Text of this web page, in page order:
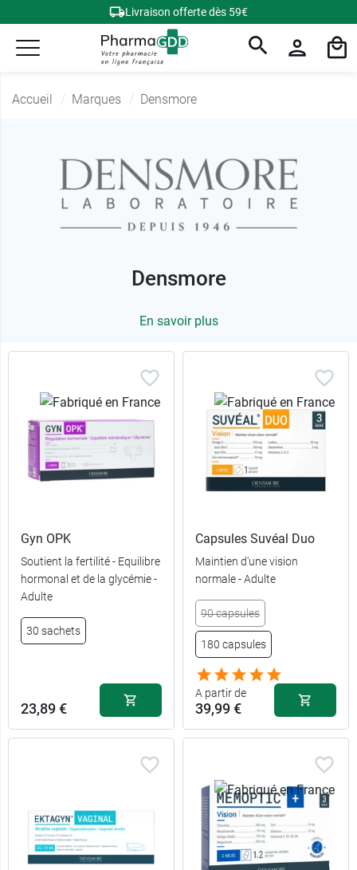
Livraison offerte dès 59€
Accueil Marques Densmore
Densmore
En savoir plus
Gyn OPK
Soutient la fertilité - Equilibre
hormonal et de la glycémie -
Adulte
30 sachets
23,89 €
Capsules Suvéal Duo
Maintien d'une vision
normale - Adulte
90 capsules
180 capsules
A partir de
39,99 €